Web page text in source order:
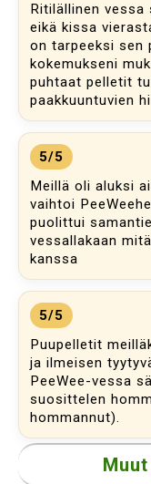
Ritilällinen
eikä kissa
on tarpeeksi sen
kokemukseni
puhtaat pelletit
paakkuuntuvien
5/5
Meillä oli aluksi
vaihtoi
puolittui
vessallakaan
kanssa
5/5
Puupelletit
ja ilmeisen
PeeWee-vessa
suosittelen
hommannut).